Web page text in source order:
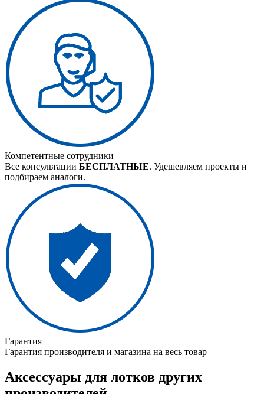
Компетентные сотрудники
Все консультации БЕСПЛАТНЫЕ. Удешевляем проекты и
подбираем аналоги.
Гарантия
Гарантия производителя и магазина на весь товар
Аксессуары для лотков других